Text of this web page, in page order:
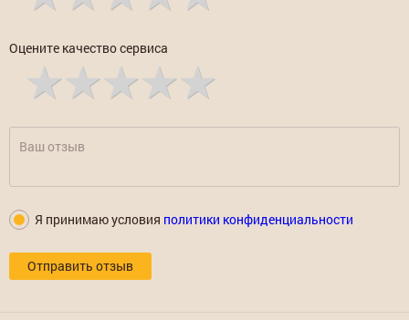
Оцените качество сервиса
Я принимаю условия политики конфиденциальности
Отправить отзыв